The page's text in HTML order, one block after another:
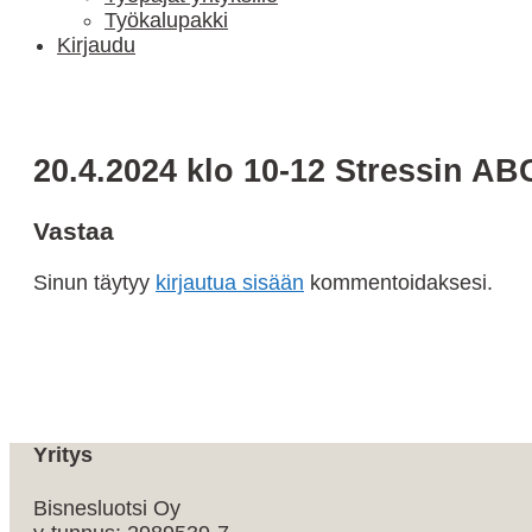
Työkalupakki
Kirjaudu
20.4.2024 klo 10-12 Stressin
Vastaa
Sinun täytyy kirjautua sisään kommentoidaksesi.
Yritys
Bisnesluotsi Oy